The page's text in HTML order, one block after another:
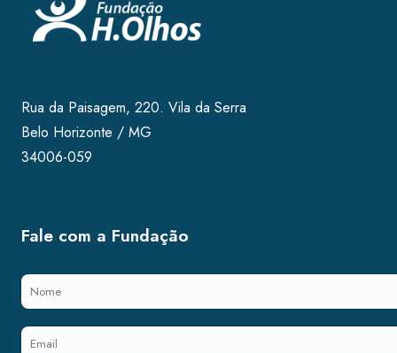
Rua da Paisagem, 220. Vila da Serra
Belo Horizonte / MG
34006-059
Fale com a Fundação